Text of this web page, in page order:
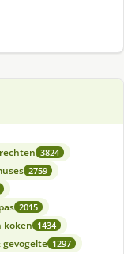
3824
2759
2015
koken 1434
gevogelte 1297